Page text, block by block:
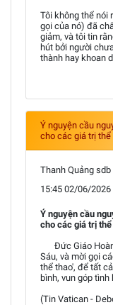
Tôi không thể nói
gọi của nó) đã
giảm, và tôi tin
hút bởi người
thành hay khoan
Ý nguyện cầu
cho các giá trị thể
Thanh Quảng sdb
15:45 02/06/2026
Ý nguyện cầu
cho các giá trị thể
Đức Giáo
Sáu, và mời gọi
thể thao', để tất
bình, vun góp
(Tin Vatican -